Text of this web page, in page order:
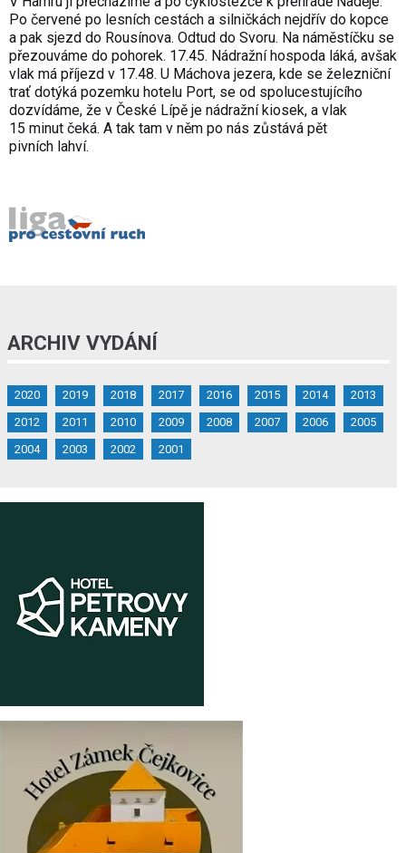
Po červené po lesních cestách a silničkách nejdřív do kopce
a pak sjezd do Rousínova. Odtud do Svoru. Na náměstíčku se
přezouváme do pohorek. 17.45. Nádražní hospoda láká, avšak
vlak má příjezd v 17.48. U Máchova jezera, kde se železniční
trať dotýká pozemku hotelu Port, se od spolucestujícího
dozvídáme, že v České Lípě je nádražní kiosek, a vlak
15 minut čeká. A tak tam v něm po nás zůstává pět
pivních lahví.
ARCHIV VYDÁNÍ
2020 2019 2018 2017 2016 2015 2014
2013
2012
2011 2010 2009 2008 2007 2006
2005
2004
2003 2002 2001